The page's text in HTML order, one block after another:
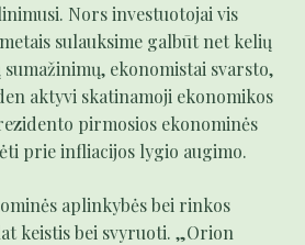
Nors investuotojai vis
sulauksime galbūt net kelių
ekonomistai svarsto,
aktyvi skatinamoji ekonomikos
pirmosios ekonominės
prie infliacijos lygio augimo.
aplinkybės bei rinkos
keistis bei svyruoti. „Orion